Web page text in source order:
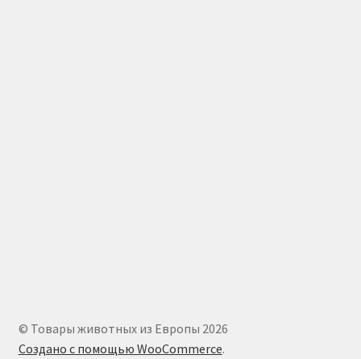
© Товары животных из Европы 2026
Создано с помощью WooCommerce.